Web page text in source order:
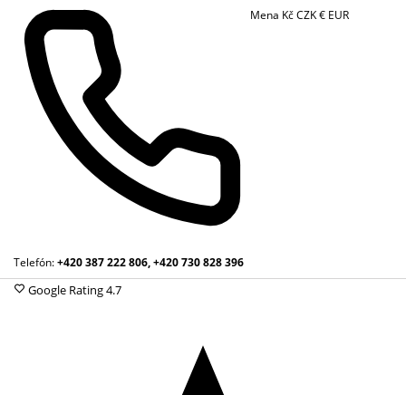
Telefón:+420 387 222 806, +420 730 828 396
Mena KčCZK€ EUR
Google Rating4.7